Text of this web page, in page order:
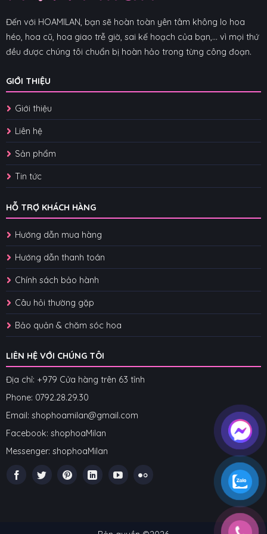
Đến với HOAMILAN, bạn sẽ hoàn toàn yên tâm không lo hoa
héo, hoa cũ, hoa giao trễ giờ, sai kế hoạch của bạn,... vì mọi thứ
đều được chúng tôi chuẩn bị hoàn hảo trong từng công đoạn.
GIỚI THIỆU
Giới thiệu
Liên hệ
Sản phẩm
Tin tức
HỖ TRỢ KHÁCH HÀNG
Hướng dẫn mua hàng
Hướng dẫn thanh toán
Chính sách bảo hành
Câu hỏi thường gặp
Bảo quản & chăm sóc hoa
LIÊN HỆ VỚI CHÚNG TÔI
Địa chỉ: +979 Cửa hàng trên 63 tỉnh
Phone: 0792.28.29.30
Email: shophoamilan@gmail.com
Facebook: shophoaMilan
Messenger: shophoaMilan